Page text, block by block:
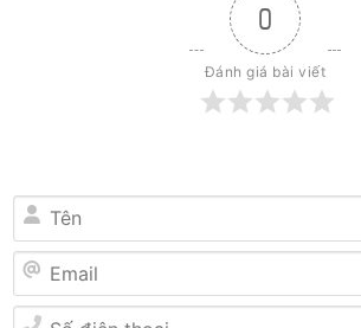
0
Đánh giá bài viết
Tên
Email